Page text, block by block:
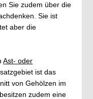
Sie zudem über die
Sie ist
aber die
Ast- oder
ist das
von Gehölzen im
zudem eine